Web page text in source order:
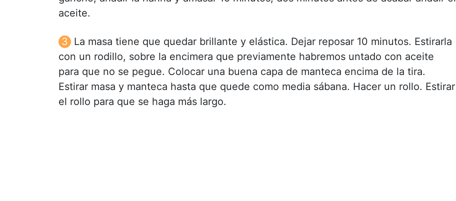
aceite.
La masa tiene que quedar brillante y elástica. Dejar reposar 10 minutos. Estirarla
con un rodillo, sobre la encimera que previamente habremos untado con aceite
para que no se pegue. Colocar una buena capa de manteca encima de la tira.
Estirar masa y manteca hasta que quede como media sábana. Hacer un rollo. Estirar
el rollo para que se haga más largo.